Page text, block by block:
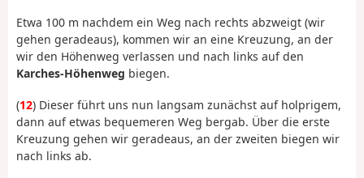
Etwa 100 m nachdem ein Weg nach rechts abzweigt (wir
gehen geradeaus), kommen wir an eine Kreuzung, an der
wir den Höhenweg verlassen und nach links auf den
Karches-Höhenweg biegen.
(12) Dieser führt uns nun langsam zunächst auf holprigem,
dann auf etwas bequemeren Weg bergab. Über die erste
Kreuzung gehen wir geradeaus, an der zweiten biegen wir
nach links ab.